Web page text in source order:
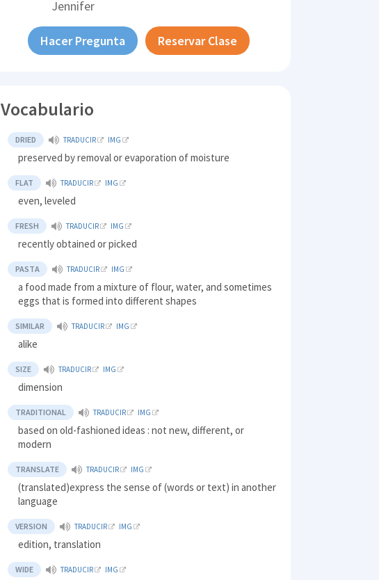
Jennifer
Hacer Pregunta Reservar Clase
Vocabulario
DRIED TRADUCIR IMG
preserved by removal or evaporation of moisture
FLAT TRADUCIR IMG
even, leveled
FRESH TRADUCIR IMG
recently obtained or picked
PASTA TRADUCIR IMG
a food made from a mixture of flour, water, and sometimes
eggs that is formed into different shapes
SIMILAR TRADUCIR IMG
alike
SIZE TRADUCIR IMG
dimension
TRADITIONAL TRADUCIR IMG
based on old-fashioned ideas : not new, different, or
modern
TRANSLATE TRADUCIR IMG
(translated)express the sense of (words or text) in another
language
VERSION TRADUCIR IMG
edition, translation
WIDE TRADUCIR IMG